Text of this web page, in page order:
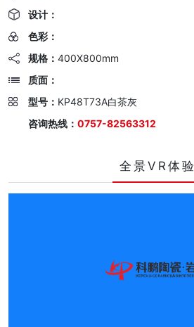
设计：
色彩：
规格： 400X800mm
质面：
型号： KP48T73A白茶灰
咨询热线： 0757-82563312
全景VR体验